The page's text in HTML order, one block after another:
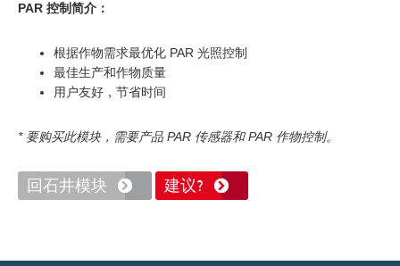
PAR 控制简介：
根据作物需求最优化 PAR 光照控制
最佳生产和作物质量
用户友好，节省时间
* 要购买此模块，需要产品 PAR 传感器和 PAR 作物控制。
回石井模块 建议?